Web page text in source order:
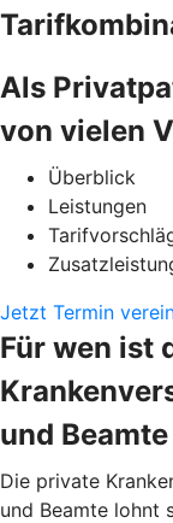
Als
von vielen
Überblick
Leistungen
Jetzt Termin
Für wen ist
und
Die private
und Beamte lohnt